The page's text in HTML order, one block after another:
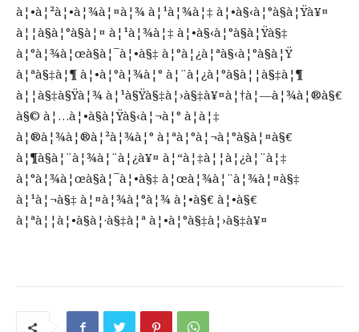
à¦•à¦²à¦•à¦¾à¦¤à¦¾ à¦¹à¦¾à¦‡ à¦•à§‹à¦°à§à¦Ÿà¥¤
à¦¦à§à¦°à§à¦¤ à¦¹à¦¾à¦‡ à¦•à§‹à¦°à§à¦Ÿà§‡
à¦°à¦¾à¦œà§à¦¯à¦•à§‡ à¦°à¦¿à¦ªà§‹à¦°à§à¦Ÿ
à¦ªà§‡à¦¶ à¦•à¦°à¦¾à¦° à¦¨à¦¿à¦°à§à¦¦à§‡à¦¶
à¦¦à§‡à§Ÿà¦¾ à¦¹à§Ÿà§‡à¦›à§‡à¥¤à¦†à¦—à¦¾à¦®à§€
à§© à¦…à¦•à§à¦Ÿà§‹à¦¬à¦° à¦à¦‡
à¦®à¦¾à¦®à¦²à¦¾à¦° à¦ªà¦°à¦¬à¦°à§à¦¤à§€
à¦¶à§à¦¨à¦¾à¦¨à¦¿à¥¤ à¦“à¦‡à¦¦à¦¿à¦¨à¦‡
à¦°à¦¾à¦œà§à¦¯à¦•à§‡ à¦œà¦¾à¦¨à¦¾à¦¤à§‡
à¦¹à¦¬à§‡ à¦¤à¦¾à¦°à¦¾ à¦•à§€ à¦•à§€
à¦ªà¦¦à¦•à§à¦·à§‡à¦ª à¦•à¦°à§‡à¦›à§‡à¥¤